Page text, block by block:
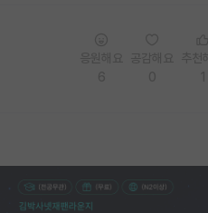
홍보 게시판
커리어